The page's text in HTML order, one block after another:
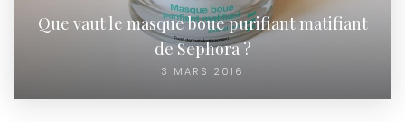
Que vaut le masque boue purifiant matifiant
de Sephora ?
3 MARS 2016